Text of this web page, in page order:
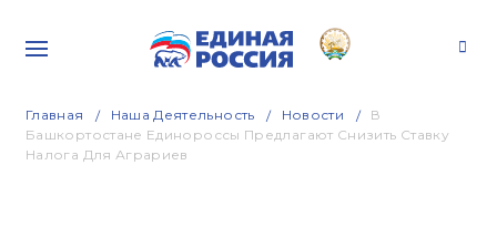
Главная Наша Деятельность Новости
В
Башкортостане Единороссы Предлагают Снизить Ставку
Налога Для Аграриев